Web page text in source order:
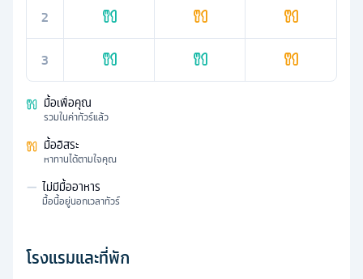
2
3
มื้อเพื่อคุณ
รวมในค่าทัวร์แล้ว
มื้ออิสระ
หาทานได้ตามใจคุณ
— ไม่มีมื้ออาหาร
มื้อนี้อยู่นอกเวลาทัวร์
โรงแรมและที่พัก